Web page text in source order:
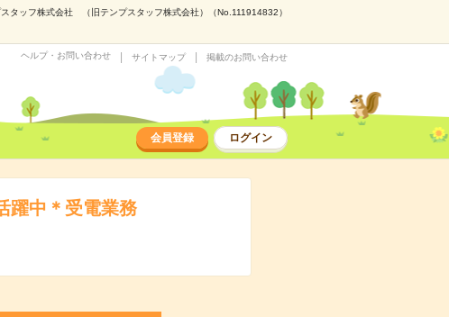
タッフ株式会社 （旧テンプスタッフ株式会社）（No.111914832）
ヘルプ・お問い合わせ サイトマップ 掲載のお問い合わせ
会員登録 ログイン
躍中＊受電業務